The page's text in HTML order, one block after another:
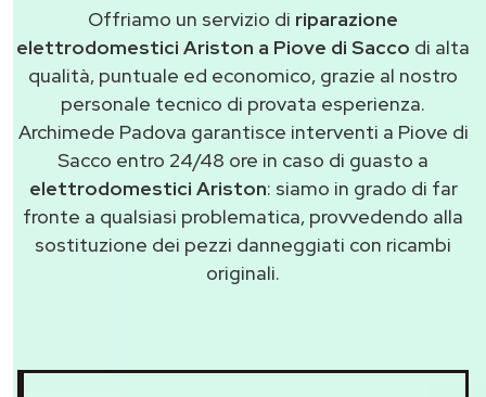
Offriamo un servizio di riparazione
elettrodomestici Ariston a Piove di Sacco di alta
qualità, puntuale ed economico, grazie al nostro
personale tecnico di provata esperienza.
Archimede Padova garantisce interventi a Piove di
Sacco entro 24/48 ore in caso di guasto a
elettrodomestici Ariston: siamo in grado di far
fronte a qualsiasi problematica, provvedendo alla
sostituzione dei pezzi danneggiati con ricambi
originali.